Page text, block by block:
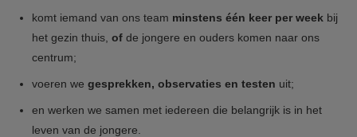
komt iemand van ons team minstens één keer per week bij
het gezin thuis, of de jongere en ouders komen naar ons
centrum;
voeren we gesprekken, observaties en testen uit;
en werken we samen met iedereen die belangrijk is in het
leven van de jongere.